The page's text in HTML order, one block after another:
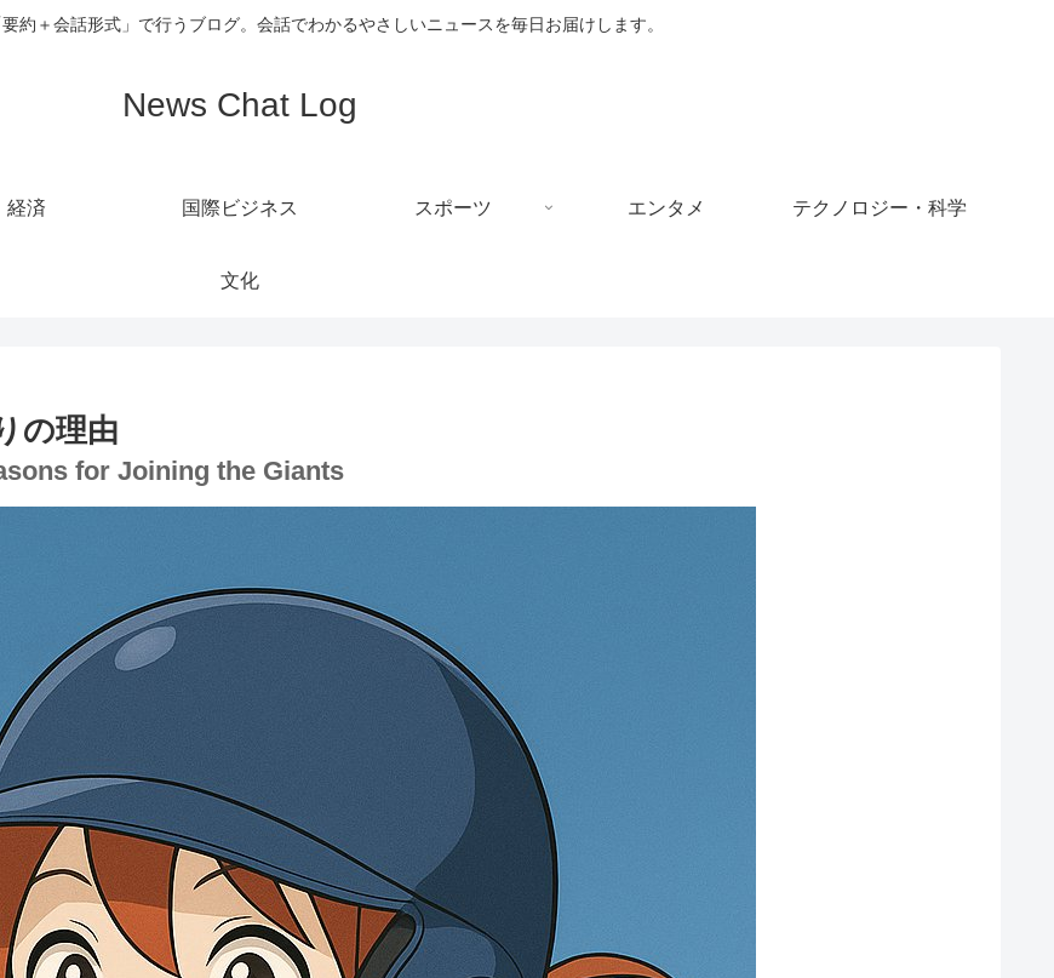
約＋会話形式」で行うブログ。会話でわかるやさしいニュースを毎日お届けします。
News Chat Log
経済 国際ビジネス スポーツ エンタメ テクノロジー・科学
文化
の理由
for Joining the Giants